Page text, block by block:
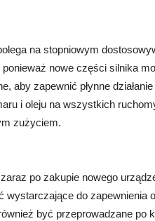
na stopniowym
nowe części silnika
aby zapewnić płynne
i oleju na wszystkich
zużyciem.
po zakupie nowego
wystarczające do zapewnienia
być przeprowadzane po